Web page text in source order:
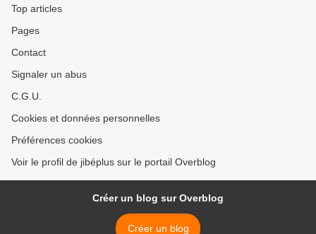
Top articles
Pages
Contact
Signaler un abus
C.G.U.
Cookies et données personnelles
Préférences cookies
Voir le profil de jibéplus sur le portail Overblog
Créer un blog sur Overblog
Créer un blog